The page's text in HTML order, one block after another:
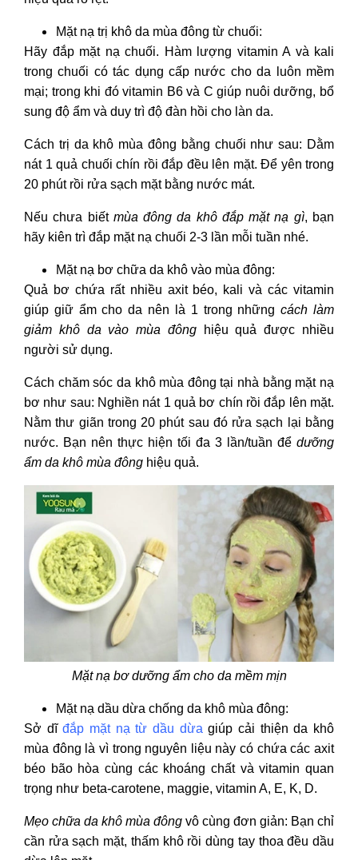
Mặt nạ trị khô da mùa đông từ chuối:
Hãy đắp mặt nạ chuối. Hàm lượng vitamin A và kali
trong chuối có tác dụng cấp nước cho da luôn mềm
mại; trong khi đó vitamin B6 và C giúp nuôi dưỡng, bổ
sung độ ẩm và duy trì độ đàn hồi cho làn da.
Cách trị da khô mùa đông bằng chuối như sau: Dằm
nát 1 quả chuối chín rồi đắp đều lên mặt. Để yên trong
20 phút rồi rửa sạch mặt bằng nước mát.
Nếu chưa biết mùa đông da khô đắp mặt nạ gì, bạn
hãy kiên trì đắp mặt nạ chuối 2-3 lần mỗi tuần nhé.
Mặt nạ bơ chữa da khô vào mùa đông:
Quả bơ chứa rất nhiều axit béo, kali và các vitamin
giúp giữ ẩm cho da nên là 1 trong nhữngcách làm
giảm khô da vào mùa đônghiệu quả được nhiều
người sử dụng.
Cách chăm sóc da khô mùa đông tại nhà bằng mặt nạ
bơ như sau: Nghiền nát 1 quả bơ chín rồi đắp lên mặt.
Nằm thư giãn trong 20 phút sau đó rửa sạch lại bằng
nước. Bạn nên thực hiện tối đa 3 lần/tuần để dưỡng
ẩm da khô mùa đông hiệu quả.
Mặt nạ bơ dưỡng ẩm cho da mềm mịn
Mặt nạ dầu dừa chống da khô mùa đông:
Sở dĩđắp mặt nạ từ dầu dừagiúp cải thiện da khô
mùa đông là vì trong nguyên liệu này có chứa các axit
béo bão hòa cùng các khoáng chất và vitamin quan
trọng như beta-carotene, maggie, vitamin A, E, K, D.
Mẹo chữa da khô mùa đông vô cùng đơn giản: Bạn chỉ
cần rửa sạch mặt, thấm khô rồi dùng tay thoa đều dầu